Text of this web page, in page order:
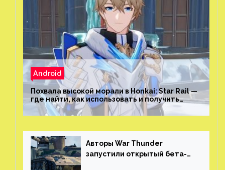
Android
Похвала высокой морали в Honkai: Star Rail —
где найти, как использовать и получить
скрытые достижения
Авторы War Thunder
запустили открытый бета-